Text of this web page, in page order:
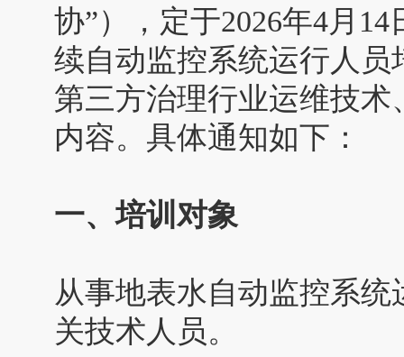
协”），定于2026年4月
续自动监控系统运行人
第三方治理行业运维技
内容。具体通知如下：
一、培训对象
从事地表水自动监控系
关技术人员。